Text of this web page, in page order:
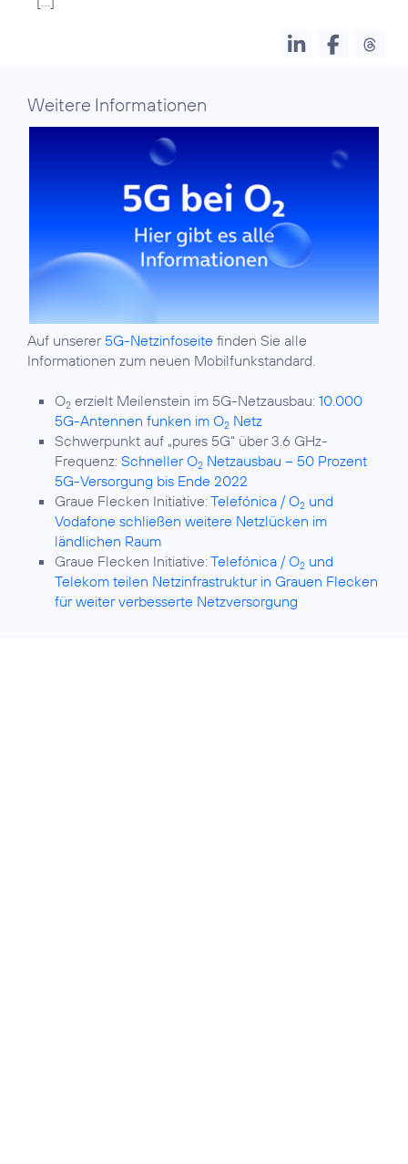
Weitere Informationen
Auf unserer 5G-Netzinfoseite finden Sie alle
Informationen zum neuen Mobilfunkstandard.
O2 erzielt Meilenstein im 5G-Netzausbau: 10.000
5G-Antennen funken im O2 Netz
Schwerpunkt auf „pures 5G“ über 3.6 GHz-
Frequenz: Schneller O2 Netzausbau – 50 Prozent
5G-Versorgung bis Ende 2022
Graue Flecken Initiative:Telefónica / O2 und
Vodafone schließen weitere Netzlücken im
ländlichen Raum
Graue Flecken Initiative:Telefónica / O2 und
Telekom teilen Netzinfrastruktur in Grauen Flecken
für weiter verbesserte Netzversorgung